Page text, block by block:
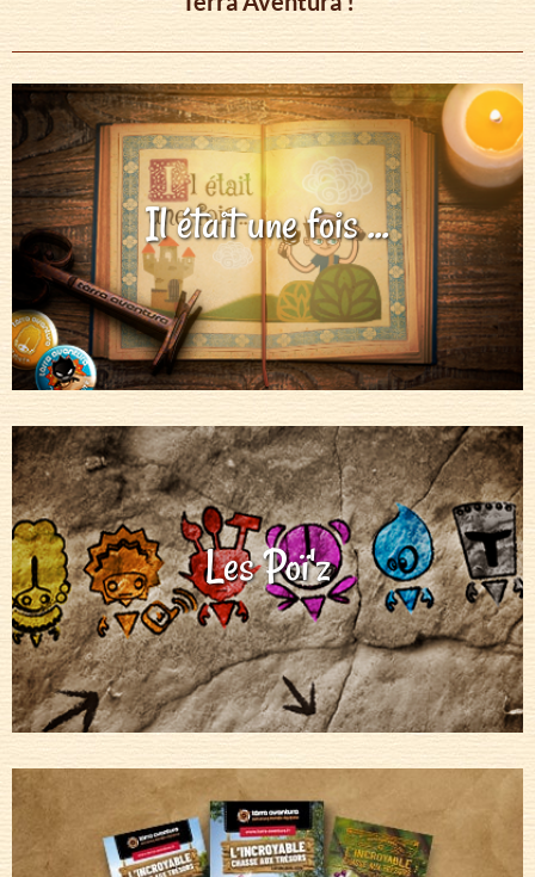
Il était une fois ...
Les Poï'z